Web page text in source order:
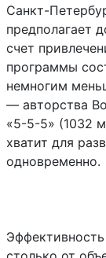
Санкт-
предполагает
счет
программы
немногим
— авторства
«5-5-5» (1032
хватит для
одновременно.